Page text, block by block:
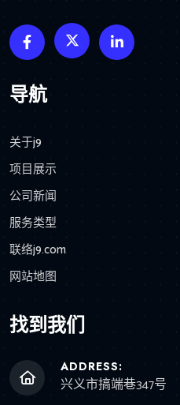
导航
关于j9
项目展示
公司新闻
服务类型
联络j9.com
网站地图
找到我们
ADDRESS:
兴义市搞端巷347号